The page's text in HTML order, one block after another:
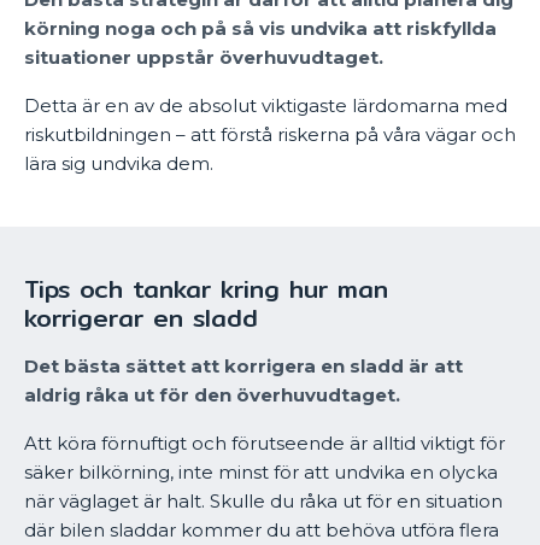
körning noga och på så vis undvika att riskfyllda
situationer uppstår överhuvudtaget.
Detta är en av de absolut viktigaste lärdomarna med
riskutbildningen – att förstå riskerna på våra vägar och
lära sig undvika dem.
Tips och tankar kring hur man
korrigerar en sladd
Det bästa sättet att korrigera en sladd är att
aldrig råka ut för den överhuvudtaget.
Att köra förnuftigt och förutseende är alltid viktigt för
säker bilkörning, inte minst för att undvika en olycka
när väglaget är halt. Skulle du råka ut för en situation
där bilen sladdar kommer du att behöva utföra flera